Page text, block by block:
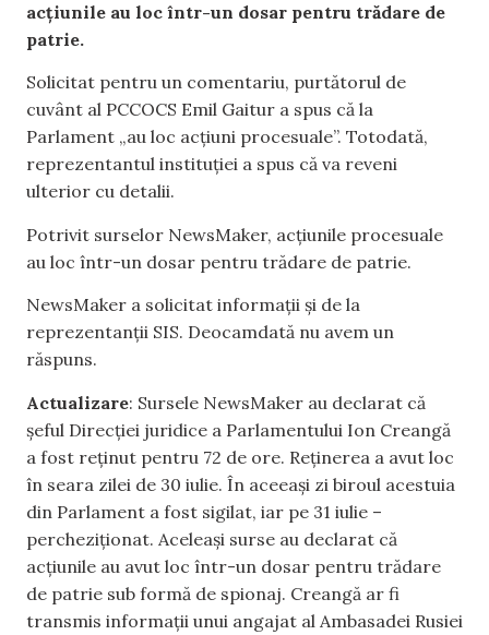
acțiunile au loc într-un dosar pentru trădare de
patrie.
Solicitat pentru un comentariu, purtătorul de
cuvânt al PCCOCS Emil Gaitur a spus că la
Parlament „au loc acțiuni procesuale”. Totodată,
reprezentantul instituției a spus că va reveni
ulterior cu detalii.
Potrivit surselor NewsMaker, acțiunile procesuale
au loc într-un dosar pentru trădare de patrie.
NewsMaker a solicitat informații și de la
reprezentanții SIS. Deocamdată nu avem un
răspuns.
Actualizare: Sursele NewsMaker au declarat că
șeful Direcției juridice a Parlamentului Ion Creangă
a fost reținut pentru 72 de ore. Reținerea a avut loc
în seara zilei de 30 iulie. În aceeași zi biroul acestuia
din Parlament a fost sigilat, iar pe 31 iulie –
percheziționat. Aceleași surse au declarat că
acțiunile au avut loc într-un dosar pentru trădare
de patrie sub formă de spionaj. Creangă ar fi
transmis informații unui angajat al Ambasadei Rusiei